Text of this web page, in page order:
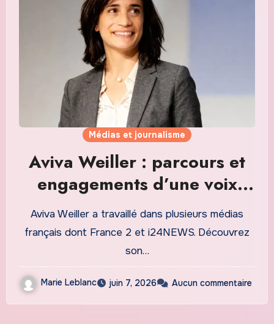
Médias et journalisme
Aviva Weiller : parcours et
engagements d’une voix
médiatique
Aviva Weiller a travaillé dans plusieurs médias
français dont France 2 et i24NEWS. Découvrez
son…
Marie Leblanc juin 7, 2026 Aucun commentaire